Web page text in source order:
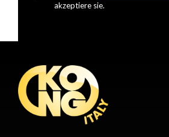
akzeptiere sie.